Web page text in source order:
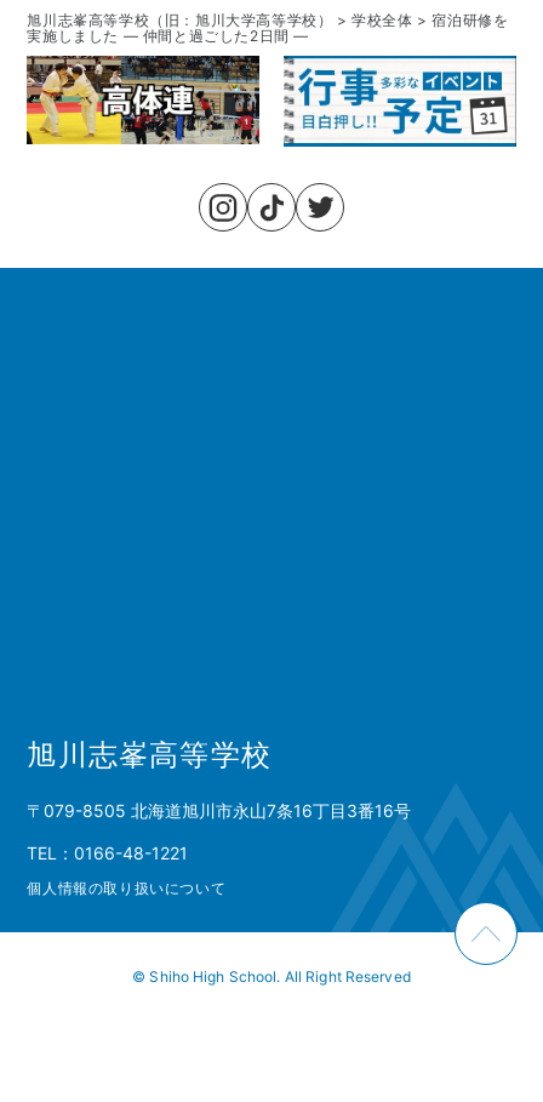
旭川志峯高等学校（旧：旭川大学高等学校） >学校全体 >宿泊研修を
実施しました ― 仲間と過ごした2日間 ―
旭川志峯高等学校
〒079-8505 北海道旭川市永山7条16丁目3番16号
TEL：0166-48-1221
個人情報の取り扱いについて
© Shiho High School. All Right Reserved